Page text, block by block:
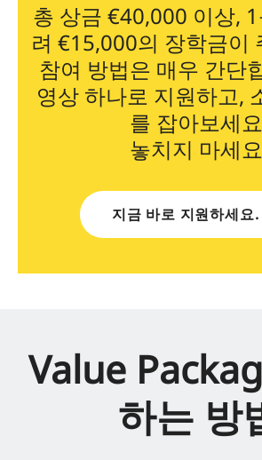
총 상금 €40,000 이상,
려 €15,000의 장학금이
참여 방법은 매우 간단
영상 하나로 지원하고,
를 잡아보세
놓치지 마세
지금 바로 지원하세요.
Value
하는 방